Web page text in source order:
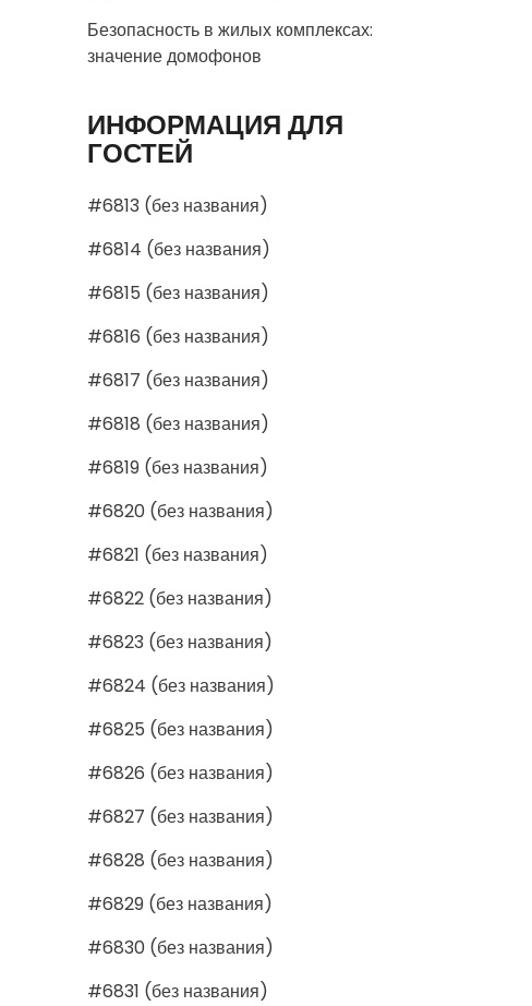
Безопасность в жилых комплексах:
значение домофонов
ИНФОРМАЦИЯ ДЛЯ
ГОСТЕЙ
#6813 (без названия)
#6814 (без названия)
#6815 (без названия)
#6816 (без названия)
#6817 (без названия)
#6818 (без названия)
#6819 (без названия)
#6820 (без названия)
#6821 (без названия)
#6822 (без названия)
#6823 (без названия)
#6824 (без названия)
#6825 (без названия)
#6826 (без названия)
#6827 (без названия)
#6828 (без названия)
#6829 (без названия)
#6830 (без названия)
#6831 (без названия)